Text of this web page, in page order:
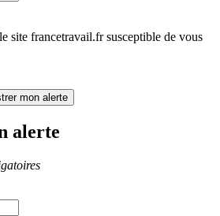
site francetravail.fr susceptible de vous
mon alerte
alerte